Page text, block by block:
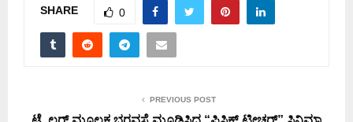
SHARE 0
PREVIOUS POST